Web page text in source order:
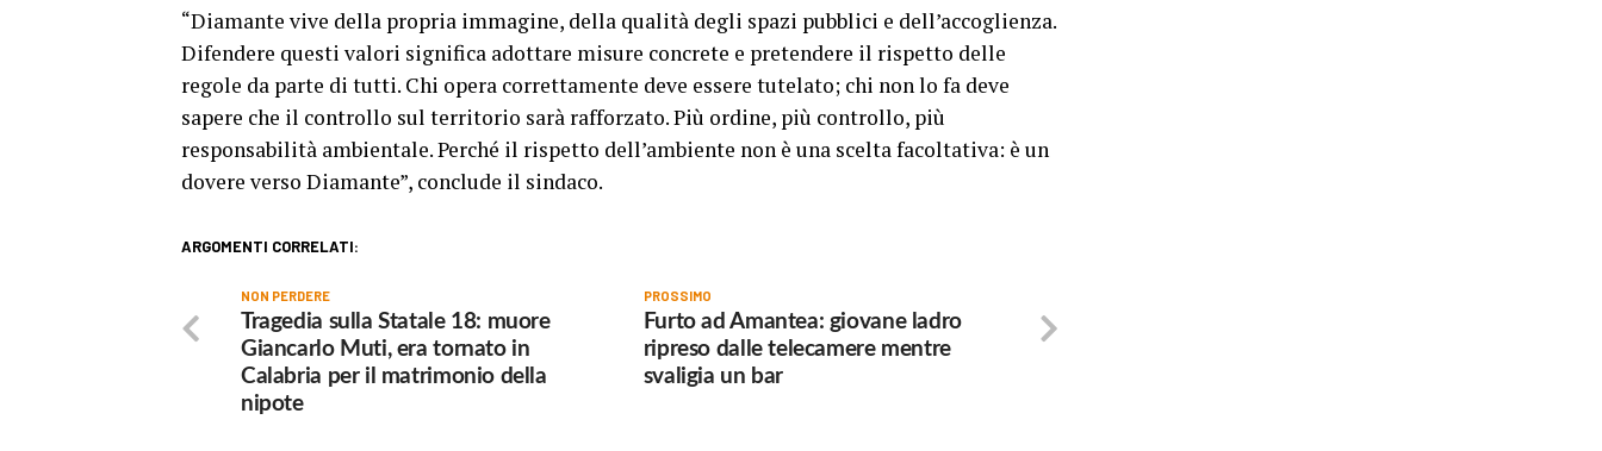
“Diamante vive della propria immagine, della qualità degli spazi pubblici e dell’accoglienza.
Difendere questi valori significa adottare misure concrete e pretendere il rispetto delle
regole da parte di tutti. Chi opera correttamente deve essere tutelato; chi non lo fa deve
sapere che il controllo sul territorio sarà rafforzato. Più ordine, più controllo, più
responsabilità ambientale. Perché il rispetto dell’ambiente non è una scelta facoltativa: è un
dovere verso Diamante”, conclude il sindaco.
ARGOMENTI CORRELATI:
PROSSIMO
Furto ad Amantea: giovane ladro
ripreso dalle telecamere mentre
svaligia un bar
NON PERDERE
Tragedia sulla Statale 18: muore
Giancarlo Muti, era tornato in
Calabria per il matrimonio della
nipote